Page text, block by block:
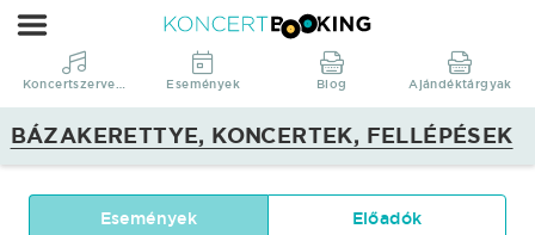
KoncertBooking
Koncertszervezés
|
Bázakerettye,
fellépések
Koncertszervezés Események Blog Ajándéktárgyak
BÁZAKERETTYE, KONCERTEK, FELLÉPÉSEK
Események Előadók